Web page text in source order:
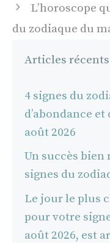
L’horoscope
du zodiaque du
Articles récents
4 signes du
d’abondance
août 2026
Un succès
signes du
Le jour le plus
pour votre
août 2026, est